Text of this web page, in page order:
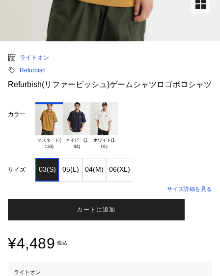
ライトオン
Refurbish
Refurbish(リファービッシュ)ゲームシャツロゴポロシャツ
カラー
マスタード(
ネイビー(1
94)
ホワイト(1
01)
サイズ 03(S) 05(L) 04(M) 06(XL)
サイズ詳細を見る
カートに追加
¥4,489 税込
ライトオン